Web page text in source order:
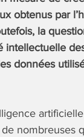
obtenus par
la
intellectuelle
données
nombreuses